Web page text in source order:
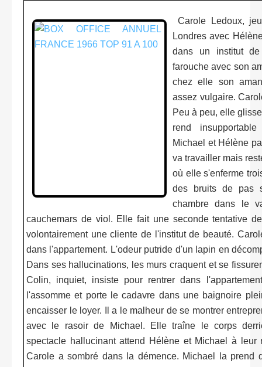
Carole Ledoux,
Londres avec
dans un institut
farouche avec son
chez elle son
assez vulgaire.
Peu à peu, elle
rend
Michael et Hélène
va travailler mais
où elle s'enferme
des bruits de pas
chambre dans le
cauchemars de viol. Elle fait une seconde tentative
volontairement une cliente de l'institut de beauté.
dans l'appartement. L'odeur putride d'un lapin en
Dans ses hallucinations, les murs craquent et se
Colin, inquiet, insiste pour rentrer dans
l'assomme et porte le cadavre dans une baignoire
encaisser le loyer. Il a le malheur de se montrer
avec le rasoir de Michael. Elle traîne le corps
spectacle hallucinant attend Hélène et Michael à leur
Carole a sombré dans la démence. Michael la prend